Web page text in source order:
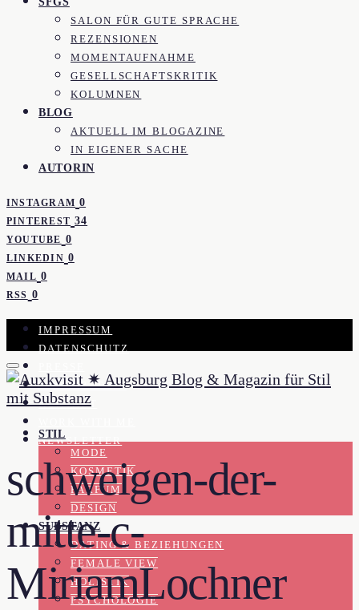
SALON FÜR GUTE SPRACHE
REZENSIONEN
MOMENTAUFNAHME
GESELLSCHAFTSKRITIK
KOLUMNEN
BLOG
AKTUELL IM BLOGAZINE
IN EIGENER SACHE
AUTORIN
INSTAGRAM 0
PINTEREST 34
YOUTUBE 0
LINKEDIN 0
MAIL 0
RSS 0
IMPRESSUM
DATENSCHUTZ
KOOPERATION
KONTAKT
NEWSLETTER
STIL
MODE
KOSMETIK
PARFUM
DESIGN
SUBSTANZ
DATING & BEZIEHUNGEN
FEMALE VIEW
HOLISTIK
PSYCHOLOGIE
schweigen-der-
mitte-c-
MiriamLochner